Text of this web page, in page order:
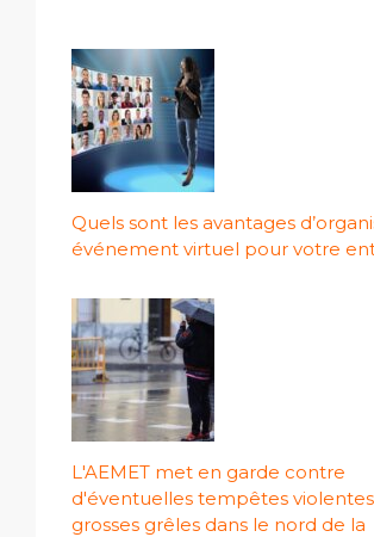
Quels sont les avantages
événement virtuel pour votre
L'AEMET met en garde contre
d'éventuelles tempêtes
grosses grêles dans le nord de la